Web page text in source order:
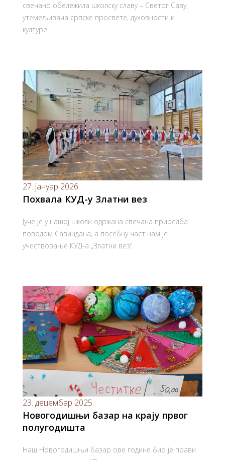
свечано обележила школску славу – Светог Саву,
утемељивача српске просвете, духовности и
културе.
27. јануар 2026.
Похвала КУД-у Златни вез
Јуче је у нашој школи одржана свечана приредба
поводом Савиндана, а посебну част нам је
учествовање КУД-а „Златни вез“.
23. децембар 2025.
Новогодишњи базар на крају првог
полугодишта
Наш Новогодишњи базар ове године био је прави